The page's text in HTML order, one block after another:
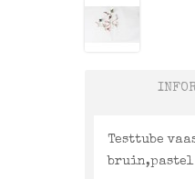
Testtube
bruin,pastel